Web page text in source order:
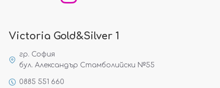
Victoria Gold&Silver 1
гр. София
бул. Александър Стамболийски №55
0885 551 660